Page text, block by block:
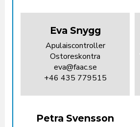
Eva Snygg
Apulaiscontroller
Ostoreskontra
eva@faac.se
+46 435 779515
Petra Svensson